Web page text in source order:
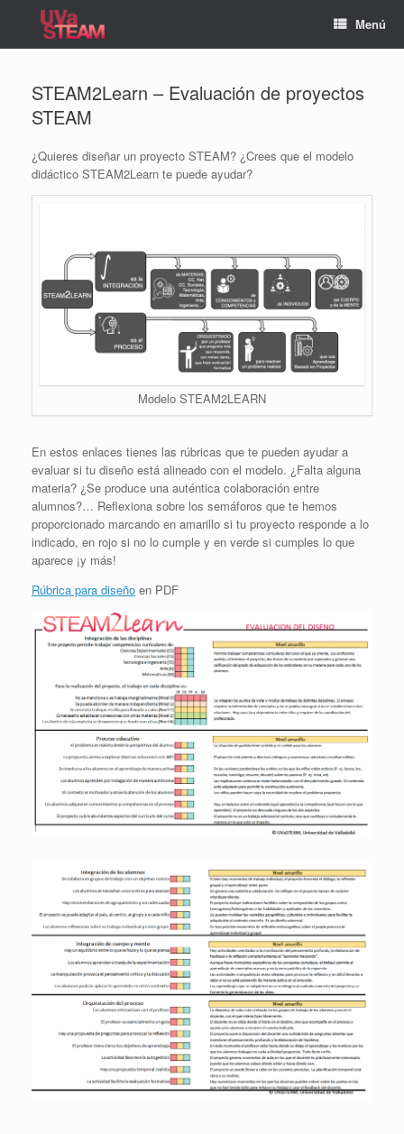
contenido
Menú
STEAM2Learn – Evaluación de proyectos
STEAM
¿Quieres diseñar un proyecto STEAM? ¿Crees que el modelo
didáctico STEAM2Learn te puede ayudar?
Modelo STEAM2LEARN
En estos enlaces tienes las rúbricas que te pueden ayudar a
evaluar si tu diseño está alineado con el modelo. ¿Falta alguna
materia? ¿Se produce una auténtica colaboración entre
alumnos?… Reflexiona sobre los semáforos que te hemos
proporcionado marcando en amarillo si tu proyecto responde a lo
indicado, en rojo si no lo cumple y en verde si cumples lo que
aparece ¡y más!
Rúbrica para diseño en PDF